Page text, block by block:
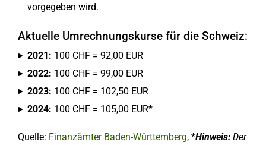
vorgegeben wird.
Aktuelle Umrechnungskurse für die Schweiz:
2021: 100 CHF = 92,00 EUR
2022: 100 CHF = 99,00 EUR
2023: 100 CHF = 102,50 EUR
2024: 100 CHF = 105,00 EUR*
Quelle: Finanzämter Baden-Württemberg, *Hinweis: Der